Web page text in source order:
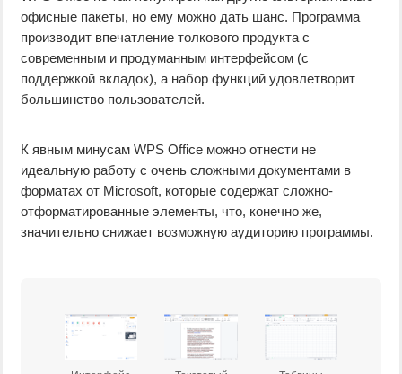
офисные пакеты, но ему можно дать шанс. Программа
производит впечатление толкового продукта с
современным и продуманным интерфейсом (с
поддержкой вкладок), а набор функций удовлетворит
большинство пользователей.
К явным минусам WPS Office можно отнести не
идеальную работу с очень сложными документами в
форматах от Microsoft, которые содержат сложно-
отформатированные элементы, что, конечно же,
значительно снижает возможную аудиторию программы.